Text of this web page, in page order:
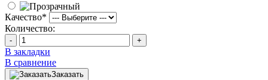
Качество*
Количество:
- +
В закладки
В сравнение
Заказать